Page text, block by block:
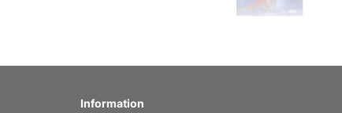
Information